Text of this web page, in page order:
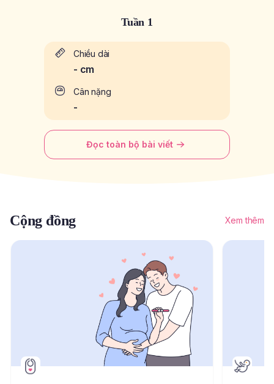
Tuần 1
Chiều dài
- cm
Cân nặng
-
Đọc toàn bộ bài viết
Cộng đồng Xem thêm